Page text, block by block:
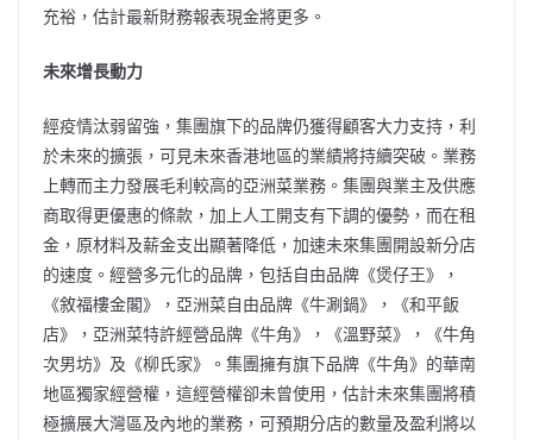
充裕，估計最新財務報表現金將更多。
未來增長動力
經疫情汰弱留強，集團旗下的品牌仍獲得顧客大力支持，利
於未來的擴張，可見未來香港地區的業績將持續突破。業務
上轉而主力發展毛利較高的亞洲菜業務。集團與業主及供應
商取得更優惠的條款，加上人工開支有下調的優勢，而在租
金，原材料及薪金支出顯著降低，加速未來集團開設新分店
的速度。經營多元化的品牌，包括自由品牌《煲仔王》，
《敘福樓金閣》，亞洲菜自由品牌《牛涮鍋》，《和平飯
店》，亞洲菜特許經營品牌《牛角》，《溫野菜》，《牛角
次男坊》及《柳氏家》。集團擁有旗下品牌《牛角》的華南
地區獨家經營權，這經營權卻未曾使用，估計未來集團將積
極擴展大灣區及內地的業務，可預期分店的數量及盈利將以